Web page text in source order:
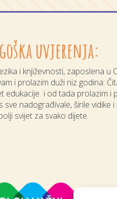
uvjerenja:
i književnosti, zaposlena u
i prolazim duži niz godina:
edukacije i od tada prolazim i
nadograđivale, širile vidike
svijet za svako dijete.